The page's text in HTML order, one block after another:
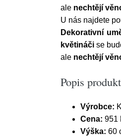
ale nechtějí
U nás najdete
Dekorativní
květináči se
ale nechtějí
Popis
Výrobce:
Cena: 951
Výška: 60